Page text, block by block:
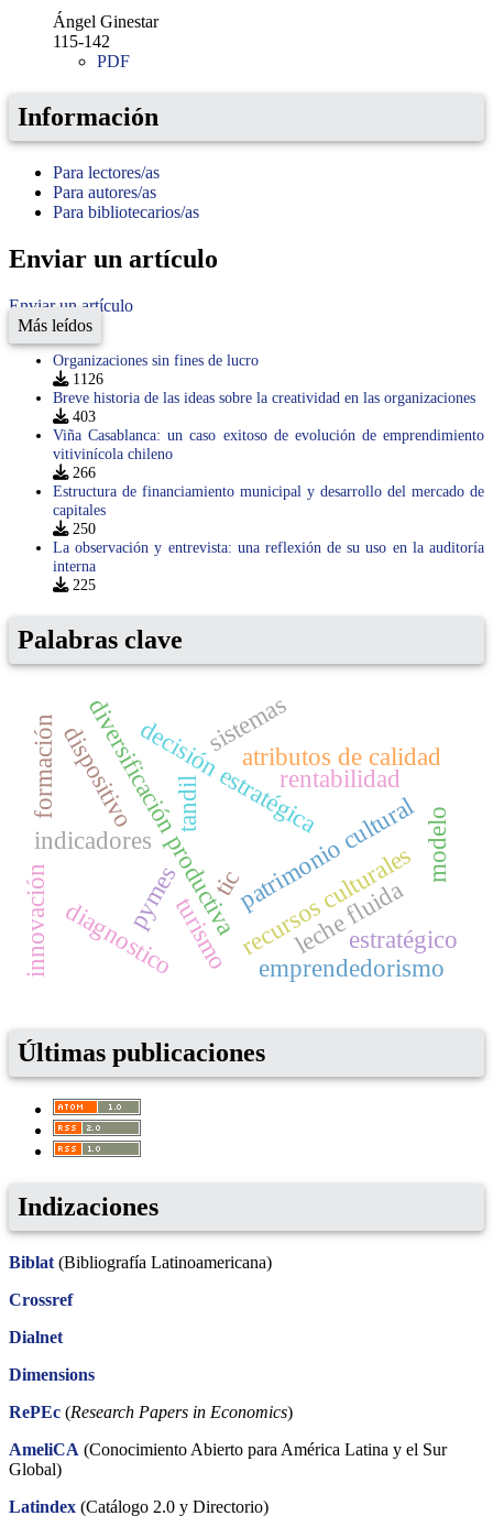
Ángel Ginestar
115-142
PDF
Información
Para lectores/as
Para autores/as
Para bibliotecarios/as
Enviar un artículo
Enviar un artículo
Más leídos
Organizaciones sin fines de lucro
1126
Breve historia de las ideas sobre la creatividad en las organizaciones
403
Viña Casablanca: un caso exitoso de evolución de emprendimiento
vitivinícola chileno
266
Estructura de financiamiento municipal y desarrollo del mercado de
capitales
250
La observación y entrevista: una reflexión de su uso en la auditoría
interna
225
Palabras clave
diversificación productiva
pymes
decisión estratégica
turismo
patrimonio cultural
recursos culturales
emprendedorismo
atributos de calidad
leche fluida
indicadores
tandil
tic modelo
estratégico
diagnostico
sistemas
innovación
dispositivo
formación rentabilidad
Últimas publicaciones
Indizaciones
Biblat (Bibliografía Latinoamericana)
Crossref
Dialnet
Dimensions
RePEc (Research Papers in Economics)
AmeliCA (Conocimiento Abierto para América Latina y el Sur
Global)
Latindex (Catálogo 2.0 y Directorio)